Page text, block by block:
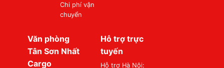
Chi phí vận
chuyển
Văn phòng
Tân Sơn Nhất
Cargo
Hỗ trợ trực
tuyến
Hỗ trợ Hà Nội: